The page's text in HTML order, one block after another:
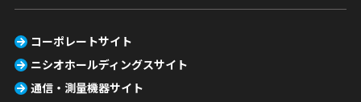
コーポレートサイト
ニシオホールディングスサイト
通信・測量機器サイト